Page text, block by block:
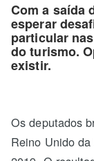
Com a saída
esperar
particular
do turismo.
existir.
Os deputados
Reino Unido